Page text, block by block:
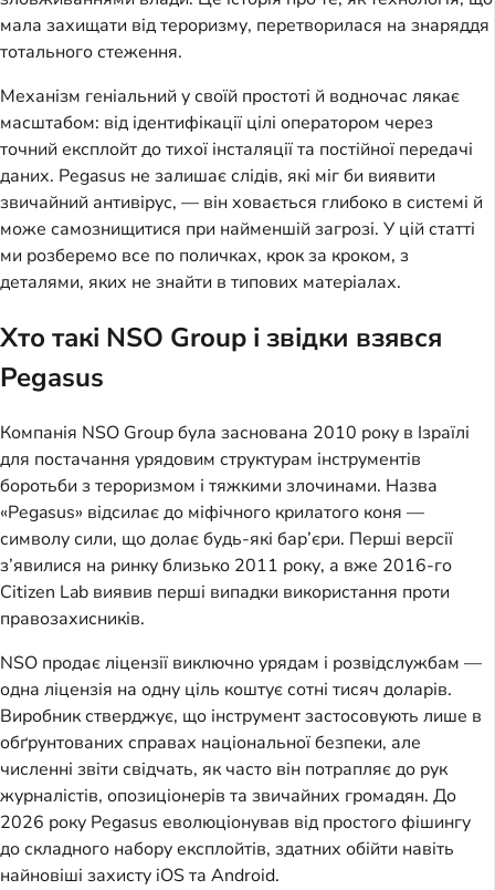
мала захищати від тероризму, перетворилася на знаряддя
тотального стеження.
Механізм геніальний у своїй простоті й водночас лякає
масштабом: від ідентифікації цілі оператором через
точний експлойт до тихої інсталяції та постійної передачі
даних. Pegasus не залишає слідів, які міг би виявити
звичайний антивірус, — він ховається глибоко в системі й
може самознищитися при найменшій загрозі. У цій статті
ми розберемо все по поличках, крок за кроком, з
деталями, яких не знайти в типових матеріалах.
Хто такі NSO Group і звідки взявся
Pegasus
Компанія NSO Group була заснована 2010 року в Ізраїлі
для постачання урядовим структурам інструментів
боротьби з тероризмом і тяжкими злочинами. Назва
«Pegasus» відсилає до міфічного крилатого коня —
символу сили, що долає будь-які бар’єри. Перші версії
з’явилися на ринку близько 2011 року, а вже 2016-го
Citizen Lab виявив перші випадки використання проти
правозахисників.
NSO продає ліцензії виключно урядам і розвідслужбам —
одна ліцензія на одну ціль коштує сотні тисяч доларів.
Виробник стверджує, що інструмент застосовують лише в
обґрунтованих справах національної безпеки, але
численні звіти свідчать, як часто він потрапляє до рук
журналістів, опозиціонерів та звичайних громадян. До
2026 року Pegasus еволюціонував від простого фішингу
до складного набору експлойтів, здатних обійти навіть
найновіші захисту iOS та Android.